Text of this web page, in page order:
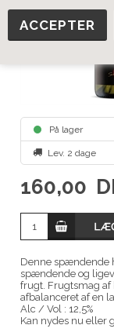
På lager
Lev. 2 dage
160,00
Denne spændende
spændende og
frugt. Frugtsmag af
afbalanceret af en
Alc / Vol : 12,5%
Kan nydes nu eller